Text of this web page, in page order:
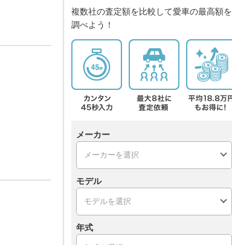
複数社の査定額を比較して愛車の最高額を
調べよう！
メーカー
モデル
年式